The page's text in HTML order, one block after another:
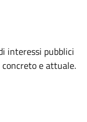
interessi pubblici
e attuale.